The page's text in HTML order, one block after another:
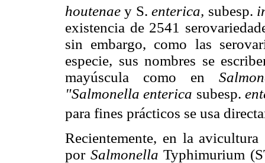
houtenae y S.enterica, subesp.
existencia de 2541
sin embargo, como las
especie, sus nombres se
mayúscula como en
"Salmonella enterica subesp.
para fines prácticos se usa
Recientemente, en la
por Salmonella Typhimurium